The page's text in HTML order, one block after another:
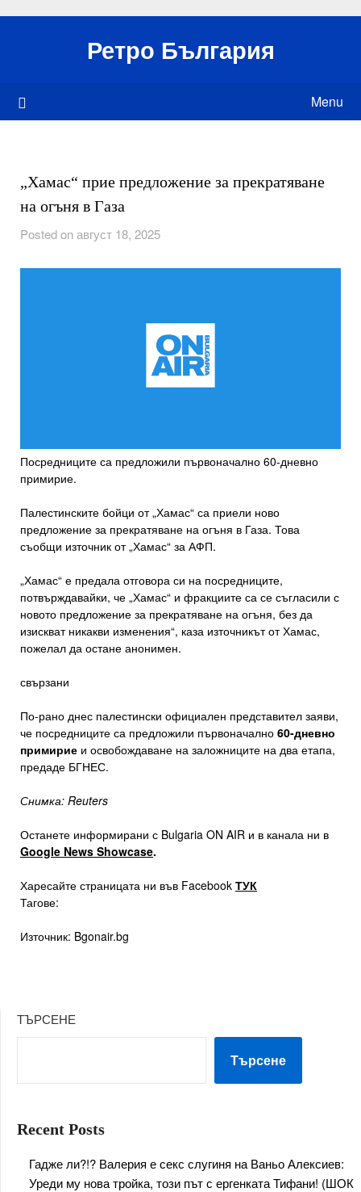
Ретро България
Menu
„Хамас“ прие предложение за прекратяване
на огъня в Газа
Posted on август 18, 2025
Посредниците са предложили първоначално 60-дневно
примирие.
Палестинските бойци от „Хамас“ са приели ново
предложение за прекратяване на огъня в Газа. Това
съобщи източник от „Хамас“ за АФП.
„Хамас“ е предала отговора си на посредниците,
потвърждавайки, че „Хамас“ и фракциите са се съгласили с
новото предложение за прекратяване на огъня, без да
изискват никакви изменения“, каза източникът от Хамас,
пожелал да остане анонимен.
свързани
По-рано днес палестински официален представител заяви,
че посредниците са предложили първоначално 60-дневно
примирие и освобождаване на заложниците на два етапа,
предаде БГНЕС.
Снимка: Reuters
Останете информирани с Bulgaria ON AIR и в канала ни в
Google News Showcase.
Харесайте страницата ни във Facebook ТУК
Тагове:
Източник: Bgonair.bg
ТЪРСЕНЕ
Търсене
Recent Posts
Гадже ли?!? Валерия е секс слугиня на Ваньо Алексиев:
Уреди му нова тройка, този път с ергенката Тифани! (ШОК